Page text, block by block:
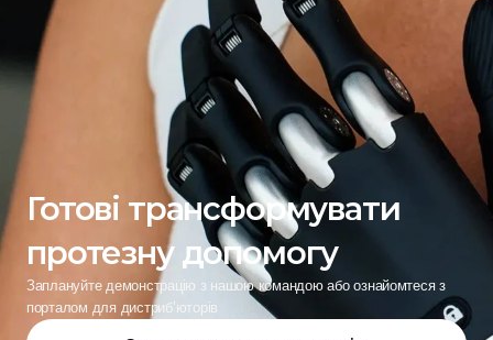
Готові трансформувати
протезну допомогу
Заплануйте демонстрацію з нашою командою або ознайомтеся з
порталом для дистриб’юторів